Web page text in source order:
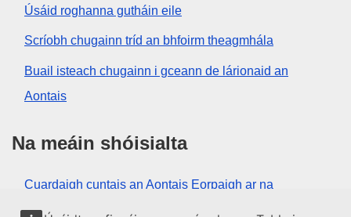
Úsáid roghanna gutháin eile
Scríobh chugainn tríd an bhfoirm theagmhála
Buail isteach chugainn i gceann de lárionaid an
Aontais
Na meáin shóisialta
Cuardaigh cuntais an Aontais Eorpaigh ar na
meáin shóisialta